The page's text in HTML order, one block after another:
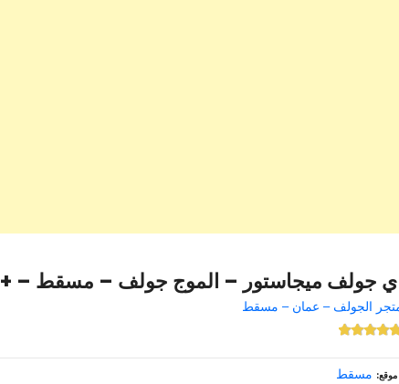
جولف ميجاستور – الموج جولف – مسقط – +968 22 032769
الجولف – عمان – مسقط
موقع مسقط